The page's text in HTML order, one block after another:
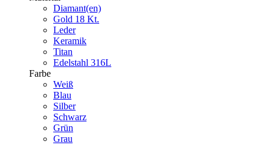
Diamant(en)
Gold 18 Kt.
Leder
Keramik
Titan
Edelstahl 316L
Farbe
Weiß
Blau
Silber
Schwarz
Grün
Grau